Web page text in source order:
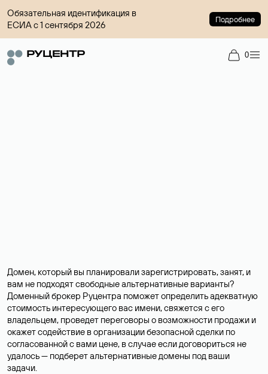
Обязательная идентификация в
ЕСИА с 1 сентября 2026
Подробнее
0
Домен, который вы планировали зарегистрировать, занят, и
вам не подходят свободные альтернативные варианты?
Доменный брокер Руцентра поможет определить адекватную
стоимость интересующего вас имени, свяжется с его
владельцем, проведет переговоры о возможности продажи и
окажет содействие в организации безопасной сделки по
согласованной с вами цене, в случае если договориться не
удалось — подберет альтернативные домены под ваши
задачи.